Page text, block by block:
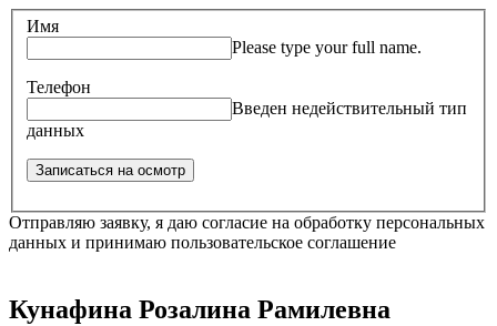
Имя
Please type your full name.
Телефон
Введен недействительный тип
данных
Отправляю заявку, я даю согласие на обработку персональных
данных и принимаю пользовательское соглашение
Кунафина Розалина Рамилевна